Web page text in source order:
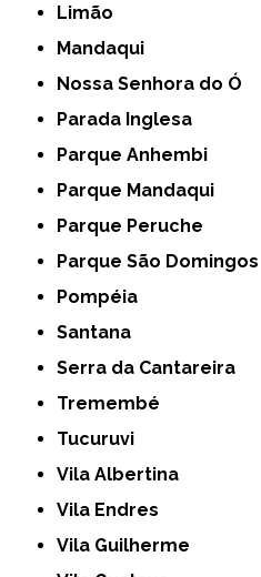
Limão
Mandaqui
Nossa Senhora do Ó
Parada Inglesa
Parque Anhembi
Parque Mandaqui
Parque Peruche
Parque São Domingos
Pompéia
Santana
Serra da Cantareira
Tremembé
Tucuruvi
Vila Albertina
Vila Endres
Vila Guilherme